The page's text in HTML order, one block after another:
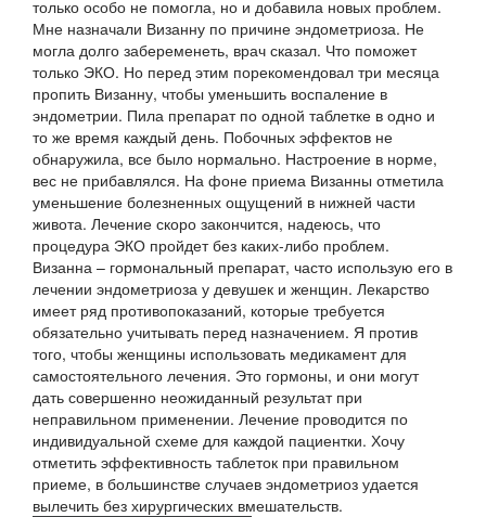
только особо не помогла, но и добавила новых проблем.
Мне назначали Визанну по причине эндометриоза. Не
могла долго забеременеть, врач сказал. Что поможет
только ЭКО. Но перед этим порекомендовал три месяца
пропить Визанну, чтобы уменьшить воспаление в
эндометрии. Пила препарат по одной таблетке в одно и
то же время каждый день. Побочных эффектов не
обнаружила, все было нормально. Настроение в норме,
вес не прибавлялся. На фоне приема Визанны отметила
уменьшение болезненных ощущений в нижней части
живота. Лечение скоро закончится, надеюсь, что
процедура ЭКО пройдет без каких-либо проблем.
Визанна – гормональный препарат, часто использую его в
лечении эндометриоза у девушек и женщин. Лекарство
имеет ряд противопоказаний, которые требуется
обязательно учитывать перед назначением. Я против
того, чтобы женщины использовать медикамент для
самостоятельного лечения. Это гормоны, и они могут
дать совершенно неожиданный результат при
неправильном применении. Лечение проводится по
индивидуальной схеме для каждой пациентки. Хочу
отметить эффективность таблеток при правильном
приеме, в большинстве случаев эндометриоз удается
вылечить без хирургических вмешательств.